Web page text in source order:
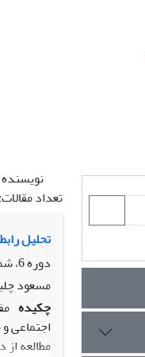
تعداد مقالات:
تحلیل
دوره 6، شماره 2، تابستان 1384، صفحه
مسعود
چکیده
اجتماعی